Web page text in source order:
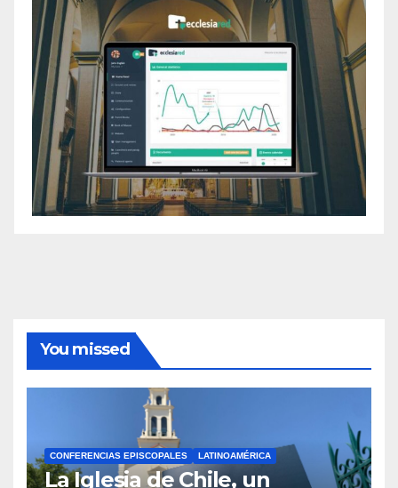
You missed
CONFERENCIAS EPISCOPALES LATINOAMÉRICA
La Iglesia de Chile, un